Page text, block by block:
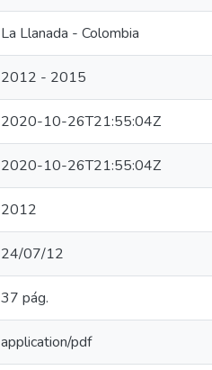
La Llanada - Colombia
2012 - 2015
2020-10-26T21:55:04Z
2020-10-26T21:55:04Z
2012
24/07/12
37 pág.
application/pdf